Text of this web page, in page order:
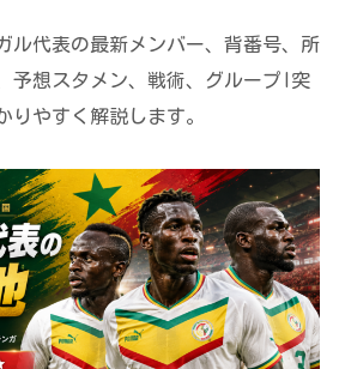
ル代表の最新メンバー、背番号、所
予想スタメン、戦術、グループI突
りやすく解説します。